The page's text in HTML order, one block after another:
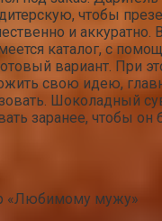
чтобы
и аккуратно.
каталог, с
вариант. При
свою идею,
Шоколадный
заранее, чтобы он
«Любимому мужу»